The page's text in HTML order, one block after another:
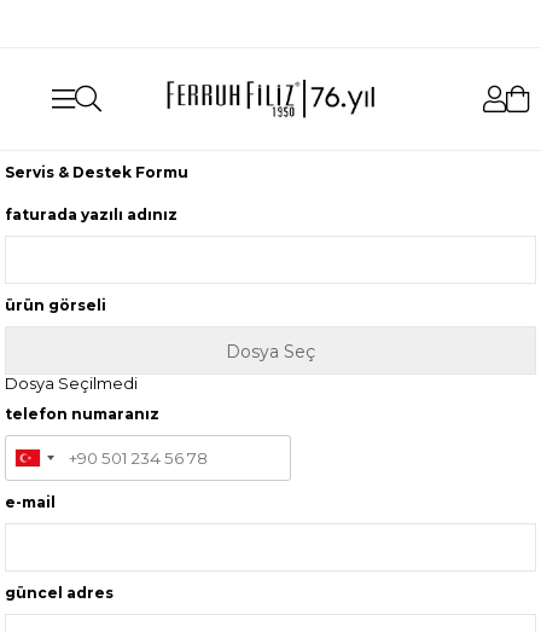
Servis & Destek Formu
faturada yazılı adınız
ürün görseli
Dosya Seçilmedi
telefon numaranız
e-mail
güncel adres